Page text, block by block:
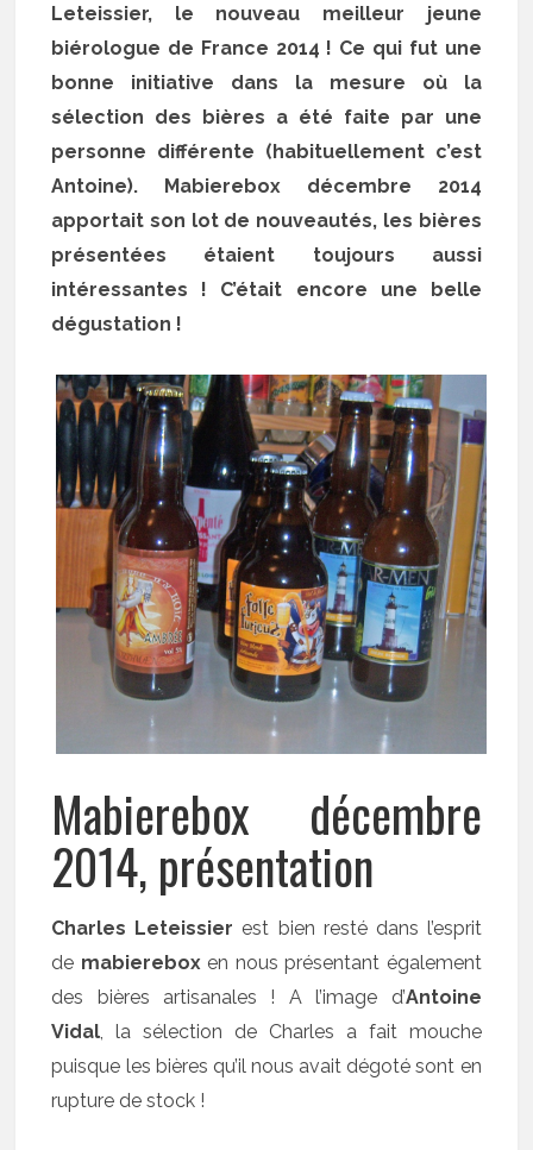
Leteissier, le nouveau meilleur jeune
biérologue de France 2014 ! Ce qui fut une
bonne initiative dans la mesure où la
sélection des bières a été faite par une
personne différente (habituellement c’est
Antoine). Mabierebox décembre 2014
apportait son lot de nouveautés, les bières
présentées étaient toujours aussi
intéressantes ! C’était encore une belle
dégustation !
Mabierebox décembre
2014, présentation
Charles Leteissier est bien resté dans l’esprit
de mabiereboxen nous présentant également
des bières artisanales ! A l’image d’Antoine
Vidal , la sélection de Charles a fait mouche
puisque les bières qu’il nous avait dégoté sont en
rupture de stock !